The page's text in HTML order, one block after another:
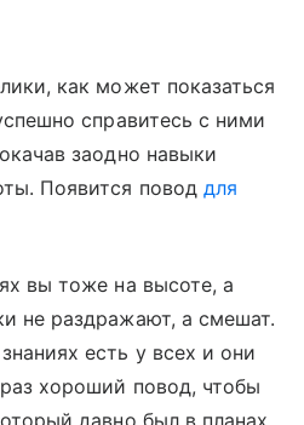
как может показаться
справитесь с ними
заодно навыки
Появится повод для
вы тоже на высоте, а
не раздражают, а смешат.
есть у всех и они
хороший повод, чтобы